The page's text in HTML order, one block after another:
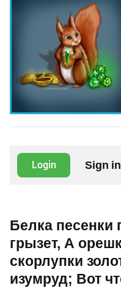
Login Sign
Белка песенки
грызет, А
скорлупки
изумруд; Вот